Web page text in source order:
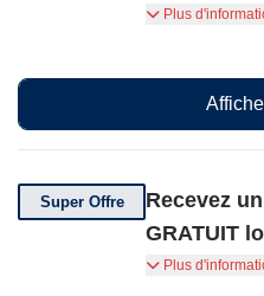
Recommandez
et profitez
chaque
Plus
Super Offre
Recevez
GRATUIT
Rejoignez la
asambeauty,
Plus